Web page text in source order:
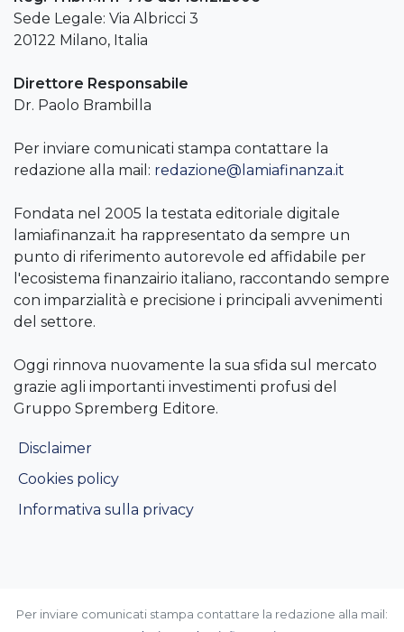
Sede Legale: Via Albricci 3
20122 Milano, Italia
Direttore Responsabile
Dr. Paolo Brambilla
Per inviare comunicati stampa contattare la
redazione alla mail: redazione@lamiafinanza.it
Fondata nel 2005 la testata editoriale digitale
lamiafinanza.it ha rappresentato da sempre un
punto di riferimento autorevole ed affidabile per
l'ecosistema finanzairio italiano, raccontando sempre
con imparzialità e precisione i principali avvenimenti
del settore.
Oggi rinnova nuovamente la sua sfida sul mercato
grazie agli importanti investimenti profusi del
Gruppo Spremberg Editore.
Disclaimer
Cookies policy
Informativa sulla privacy
Per inviare comunicati stampa contattare la redazione alla mail: